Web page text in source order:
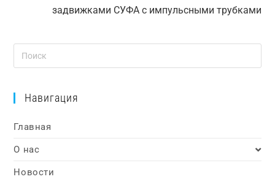
задвижками СУФА с импульсными трубками
Навигация
Главная
О нас
Новости